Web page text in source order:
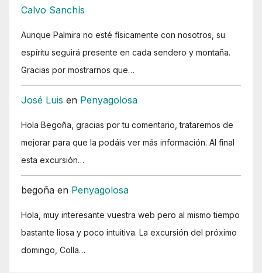
Calvo Sanchís
Aunque Palmira no esté físicamente con nosotros, su
espíritu seguirá presente en cada sendero y montaña.
Gracias por mostrarnos que…
José Luis en Penyagolosa
Hola Begoña, gracias por tu comentario, trataremos de
mejorar para que la podáis ver más información. Al final
esta excursión…
begoña en Penyagolosa
Hola, muy interesante vuestra web pero al mismo tiempo
bastante liosa y poco intuitiva. La excursión del próximo
domingo, Colla…